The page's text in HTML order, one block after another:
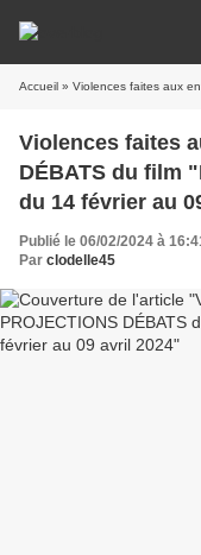
Accueil » Violences faites aux enfants : 6
Violences faites
DÉBATS du film
du 14 février au
Publié le 06/02/2024 à
Par clodelle45